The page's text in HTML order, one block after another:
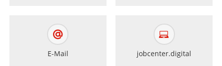
E-Mail jobcenter.digital